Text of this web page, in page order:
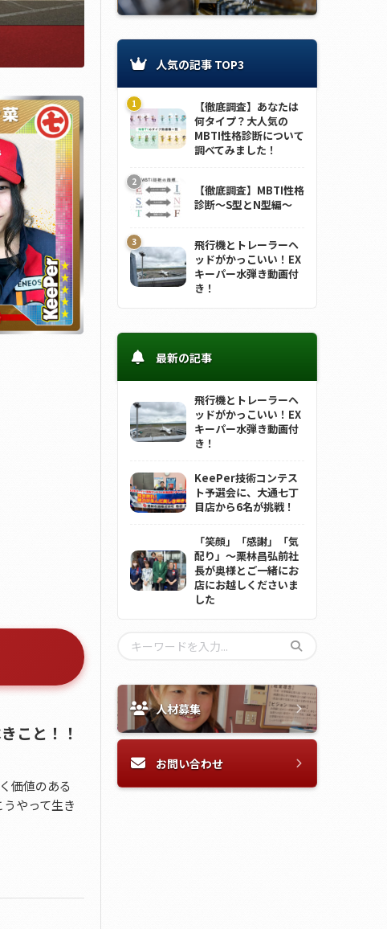
こと！！
価値のある
やって生き
人気の記事 TOP3
【徹底調査】あなたは
何タイプ？大人気の
MBTI性格診断について
調べてみました！
【徹底調査】MBTI性格
診断～S型とN型編～
飛行機とトレーラーヘ
ッドがかっこいい！EX
キーパー水弾き動画付
き！
最新の記事
飛行機とトレーラーヘ
ッドがかっこいい！EX
キーパー水弾き動画付
き！
KeePer技術コンテス
ト予選会に、大通七丁
目店から6名が挑戦！
「笑顔」「感謝」「気
配り」～栗林昌弘前社
長が奥様とご一緒にお
店にお越しくださいま
した
人材募集
お問い合わせ